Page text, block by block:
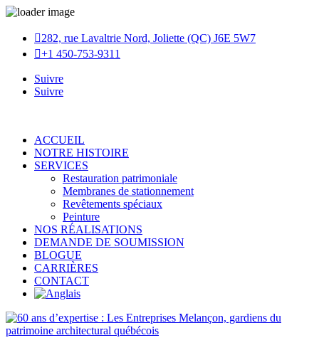
282, rue Lavaltrie Nord, Joliette (QC) J6E 5W7
+1 450-753-9311
Suivre
Suivre
ACCUEIL
NOTRE HISTOIRE
SERVICES
Restauration patrimoniale
Membranes de stationnement
Revêtements spéciaux
Peinture
NOS RÉALISATIONS
DEMANDE DE SOUMISSION
BLOGUE
CARRIÈRES
CONTACT